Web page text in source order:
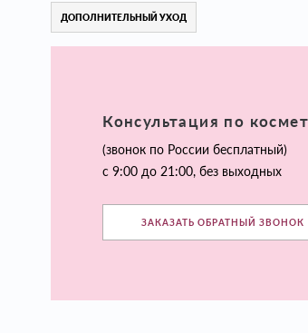
ДОПОЛНИТЕЛЬНЫЙ УХОД
Консультация по
(звонок по России бесплатный)
с 9:00 до 21:00, без выходных
ЗАКАЗАТЬ ОБРАТНЫЙ ЗВОНОК